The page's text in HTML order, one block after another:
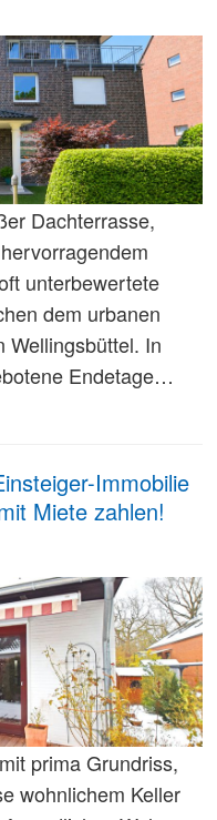
Dachterrasse,
unterbewertete
dem urbanen
Wellingsbüttel. In
Endetage…
Immobilie
Miete zahlen!
prima Grundriss,
wohnlichem Keller